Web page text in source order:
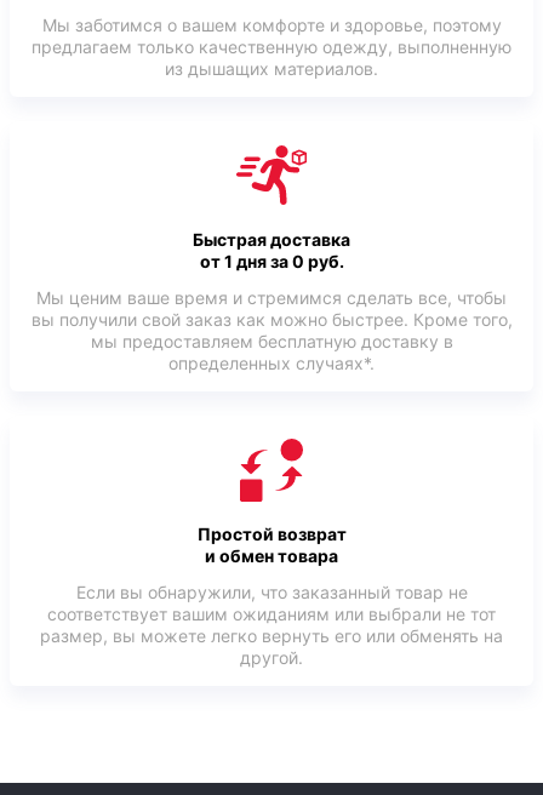
Мы заботимся о вашем комфорте и здоровье, поэтому
предлагаем только качественную одежду, выполненную
из дышащих материалов.
Быстрая доставка
от 1 дня за 0 руб.
Мы ценим ваше время и стремимся сделать все, чтобы
вы получили свой заказ как можно быстрее. Кроме того,
мы предоставляем бесплатную доставку в
определенных случаях*.
Простой возврат
и обмен товара
Если вы обнаружили, что заказанный товар не
соответствует вашим ожиданиям или выбрали не тот
размер, вы можете легко вернуть его или обменять на
другой.